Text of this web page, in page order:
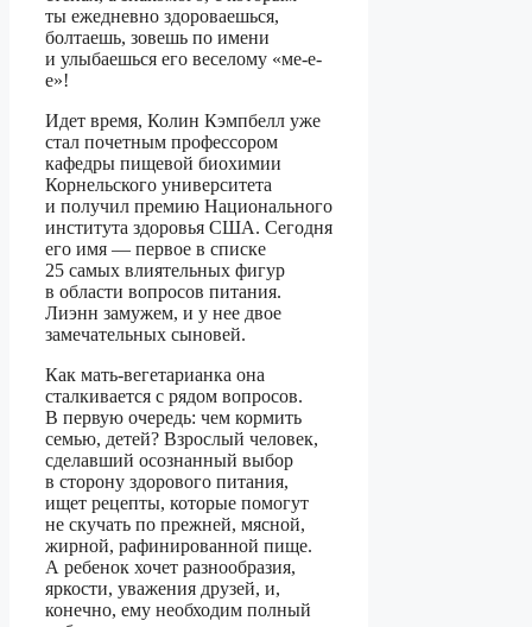
ты ежедневно здороваешься,
болтаешь, зовешь по имени
и улыбаешься его веселому «ме-е-
е»!
Идет время, Колин Кэмпбелл уже
стал почетным профессором
кафедры пищевой биохимии
Корнельского университета
и получил премию Национального
института здоровья США. Сегодня
его имя — первое в списке
25 самых влиятельных фигур
в области вопросов питания.
Лиэнн замужем, и у нее двое
замечательных сыновей.
Как мать-вегетарианка она
сталкивается с рядом вопросов.
В первую очередь: чем кормить
семью, детей? Взрослый человек,
сделавший осознанный выбор
в сторону здорового питания,
ищет рецепты, которые помогут
не скучать по прежней, мясной,
жирной, рафинированной пище.
А ребенок хочет разнообразия,
яркости, уважения друзей, и,
конечно, ему необходим полный